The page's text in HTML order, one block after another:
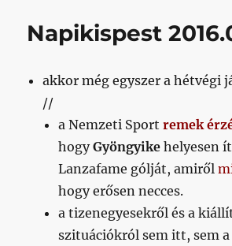
szép,
nem
Napikispest
akkor még egyszer a hétvégi
//
a Nemzeti Sportremek
hogyGyöngyike helyesen
Lanzafame gólját, amiről
hogy erősen necces.
a tizenegyesekről és a
szituációkról sem itt, sem a